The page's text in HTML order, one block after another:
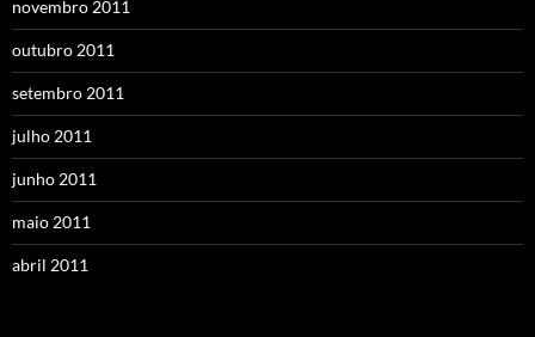
novembro 2011
outubro 2011
setembro 2011
julho 2011
junho 2011
maio 2011
abril 2011